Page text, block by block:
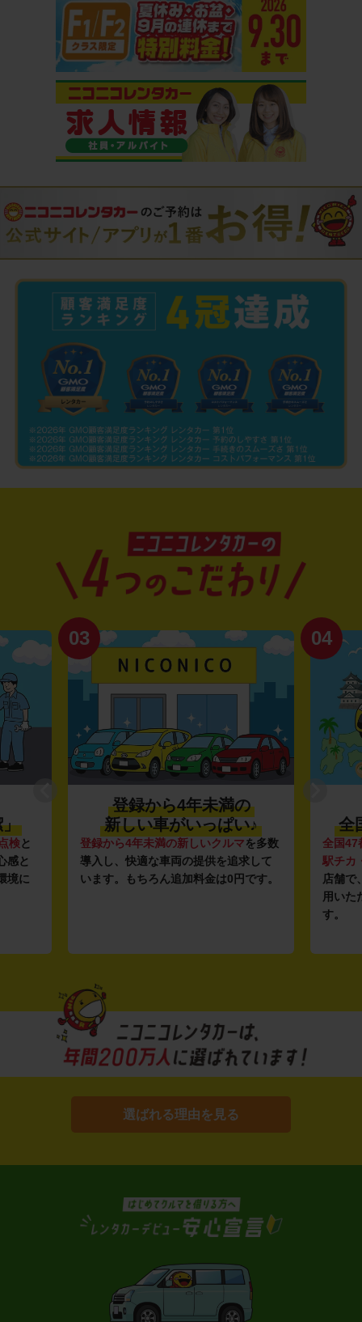
」
検と
感と
境に
03
登録から4年未満の
新しい車がいっぱい♪
登録から4年未満の新しいクルマを多数
導入し、快適な車両の提供を追求して
います。もちろん追加料金は0円です。
04
全
全国47
駅チカ
店舗で
用いた
す。
選ばれる理由を見る